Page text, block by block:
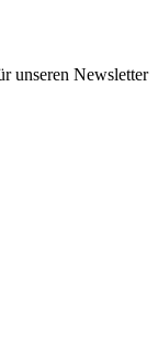
unseren Newsletter